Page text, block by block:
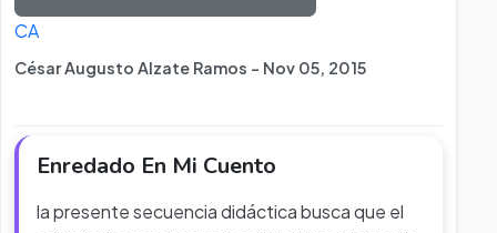
CA
César Augusto Alzate Ramos - Nov 05, 2015
Enredado En Mi Cuento
la presente secuencia didáctica busca que el